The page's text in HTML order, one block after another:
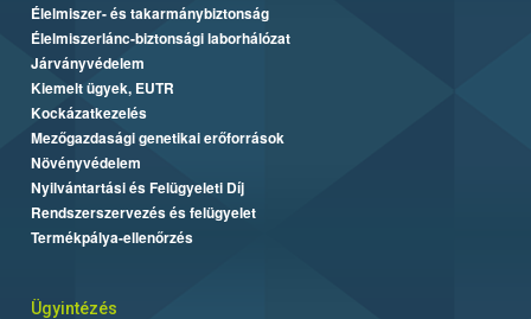
Élelmiszer- és takarmánybiztonság
Élelmiszerlánc-biztonsági laborhálózat
Járványvédelem
Kiemelt ügyek, EUTR
Kockázatkezelés
Mezőgazdasági genetikai erőforrások
Növényvédelem
Nyilvántartási és Felügyeleti Díj
Rendszerszervezés és felügyelet
Termékpálya-ellenőrzés
Ügyintézés